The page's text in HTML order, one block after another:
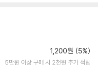
1,200원 (5%)
5만원 이상 구매 시 2천원 추가 적립